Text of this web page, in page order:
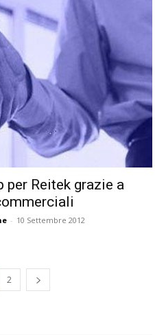
per Reitek grazie a
- 10 Settembre 2012
2